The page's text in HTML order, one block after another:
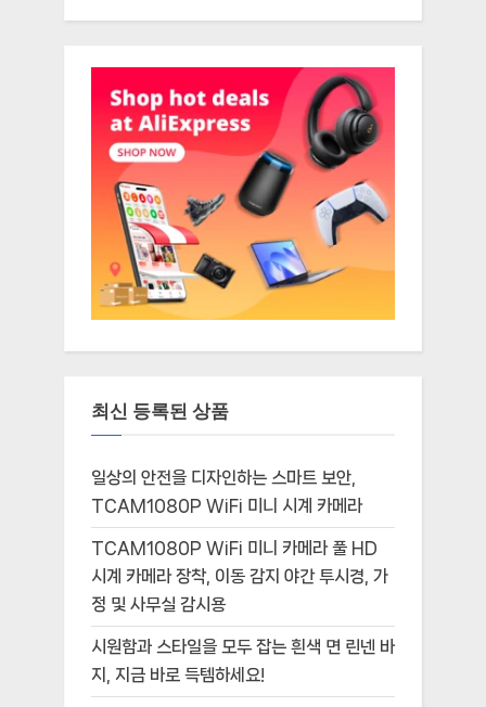
최신 등록된 상품
일상의 안전을 디자인하는 스마트 보안,
TCAM1080P WiFi 미니 시계 카메라
TCAM1080P WiFi 미니 카메라 풀 HD
시계 카메라 장착, 이동 감지 야간 투시경, 가
정 및 사무실 감시용
시원함과 스타일을 모두 잡는 흰색 면 린넨 바
지, 지금 바로 득템하세요!